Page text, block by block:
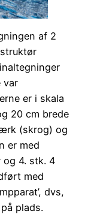
af 2
var
er i skala
20 cm brede
(skrog) og
er med
og 4. stk. 4
med
dvs,
plads.